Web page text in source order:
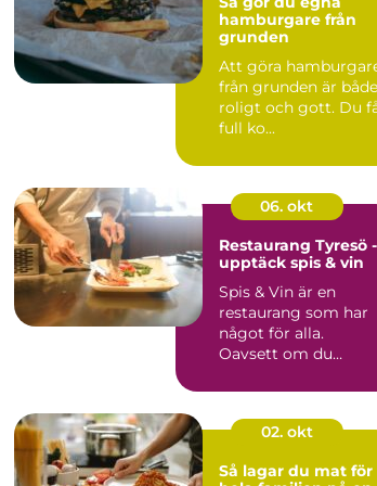
hamburgare från
grunden
Att göra
från grunden är både
roligt och gott. Du
full ko...
06. okt
Restaurang Tyresö -
upptäck spis & vin
Spis & Vin är en
restaurang som har
något för alla.
Oavsett om du
02. okt
Så lagar du mat för